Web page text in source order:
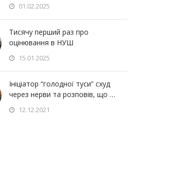
01.02.2025
Тисячу перший раз про
оцінювання в НУШ
15.01.2025
Ініціатор “голодної туси” схуд
через нерви та розповів, що …
12.12.2021